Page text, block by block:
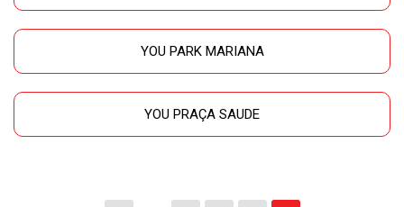
YOU PARK MARIANA
YOU PRAÇA SAUDE